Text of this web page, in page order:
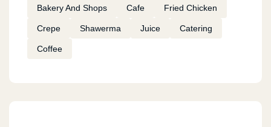
Bakery And Shops Cafe Fried Chicken
Crepe Shawerma Juice Catering
Coffee